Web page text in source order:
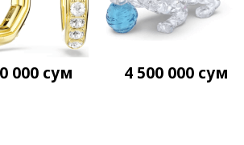
000 сум 4 500 000 сум